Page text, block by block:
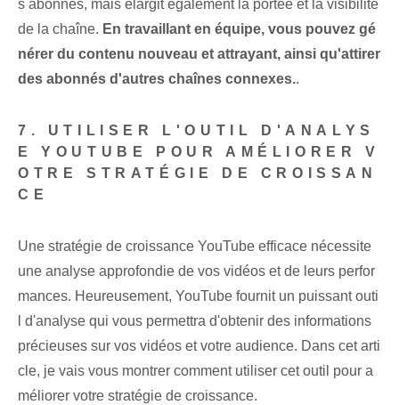
s abonnés, mais élargit également la portée et la visibilité
de la chaîne. En travaillant en équipe, vous pouvez gé
nérer du contenu nouveau et attrayant, ainsi qu'attirer
des abonnés d'autres chaînes connexes..
7. UTILISER L'OUTIL D'ANALYS
E YOUTUBE POUR AMÉLIORER V
OTRE STRATÉGIE DE CROISSAN
CE
Une stratégie de croissance YouTube efficace nécessite
une analyse approfondie de vos vidéos et de leurs perfor
mances. Heureusement, YouTube fournit un puissant outi
l d'analyse qui vous permettra d'obtenir des informations
précieuses sur vos vidéos et votre audience. Dans cet arti
cle, je vais vous montrer comment utiliser cet outil pour a
méliorer votre stratégie de croissance.